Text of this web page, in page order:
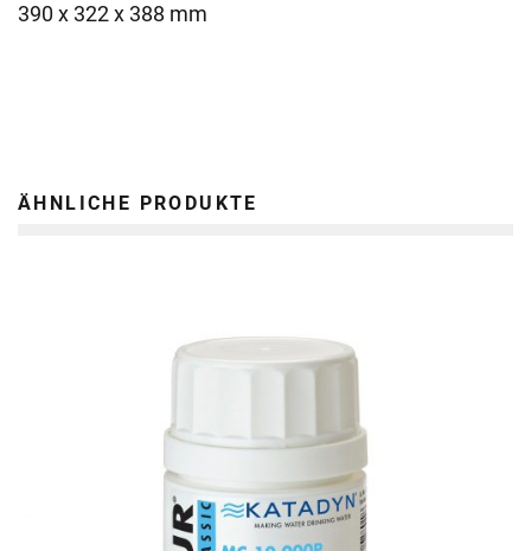
390 x 322 x 388 mm
ÄHNLICHE PRODUKTE